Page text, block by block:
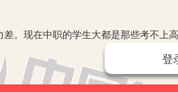
现在中职的学生大都是那些考不上
学生，都是一些排名落后的学生。他
习压力比较大，但是又不能改变现在
登